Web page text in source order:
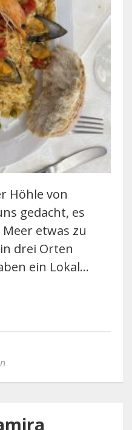
Höhle von
gedacht, es
etwas zu
drei Orten
ein Lokal…